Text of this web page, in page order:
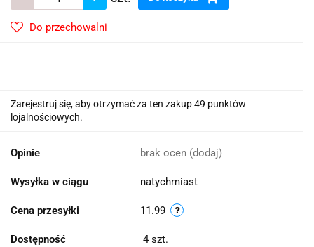
Do przechowalni
Zarejestruj się, aby otrzymać za ten zakup 49 punktów
lojalnościowych.
Opinie brak ocen (dodaj)
Wysyłka w ciągu natychmiast
Cena przesyłki 11.99
Dostępność 4 szt.